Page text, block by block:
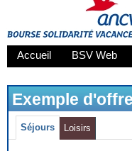
Accueil BSV Web
Exemple
Séjours Loisirs